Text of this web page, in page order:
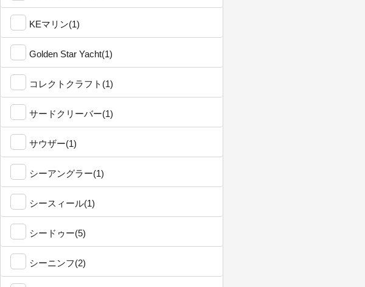
KEマリン(1)
Golden Star Yacht(1)
コレクトクラフト(1)
サードクリーバー(1)
サウザー(1)
シーアングラー(1)
シースィール(1)
シードゥー(5)
シーニンフ(2)